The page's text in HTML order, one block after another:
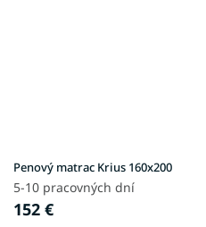
Penový matrac Krius 160x200
5-10 pracovných dní
152 €